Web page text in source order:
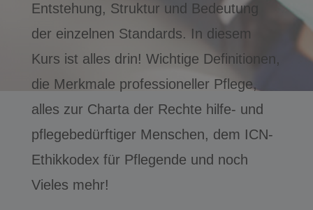
Entstehung, Struktur und Bedeutung
der einzelnen Standards. In diesem
Kurs ist alles drin! Wichtige Definitionen,
die Merkmale professioneller Pflege,
alles zur Charta der Rechte hilfe- und
pflegebedürftiger Menschen, dem ICN-
Ethikkodex für Pflegende und noch
Vieles mehr!